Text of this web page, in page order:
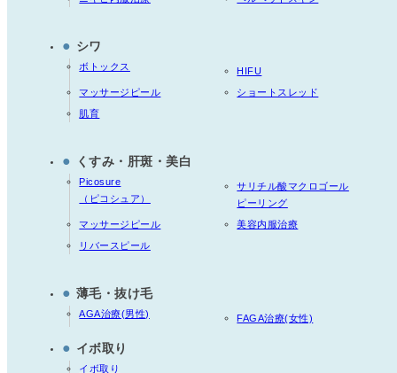
● シワ
ボトックス
HIFU
マッサージピール
ショートスレッド
肌育
● くすみ・肝斑・美白
Picosure
（ピコシュア）
サリチル酸マクロゴール
ピーリング
マッサージピール
美容内服治療
リバースピール
● 薄毛・抜け毛
AGA治療(男性) FAGA治療(女性)
● イボ取り
イボ取り